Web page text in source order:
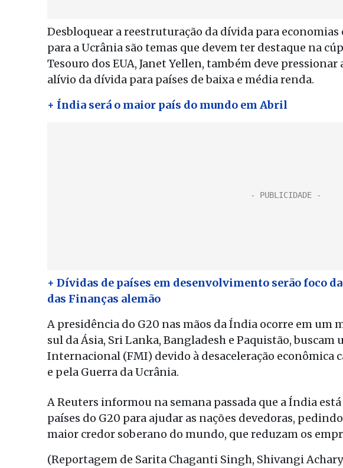
Desbloquear a reestruturação da dívida para
para a Ucrânia são temas que devem ter destaque na
Tesouro dos EUA, Janet Yellen, também deve
alívio da dívida para países de baixa e média renda.
+ Índia será o maior país do mundo em Abril
+ Dívidas de países em desenvolvimento serão foco
das Finanças alemão
A presidência do G20 nas mãos da Índia ocorre em um
sul da Ásia, Sri Lanka, Bangladesh e Paquistão,
Internacional (FMI) devido à desaceleração econômica
e pela Guerra da Ucrânia.
A Reuters informou na semana passada que a Índia
países do G20 para ajudar as nações devedoras,
maior credor soberano do mundo, que reduzam os
(Reportagem de Sarita Chaganti Singh, Shivangi